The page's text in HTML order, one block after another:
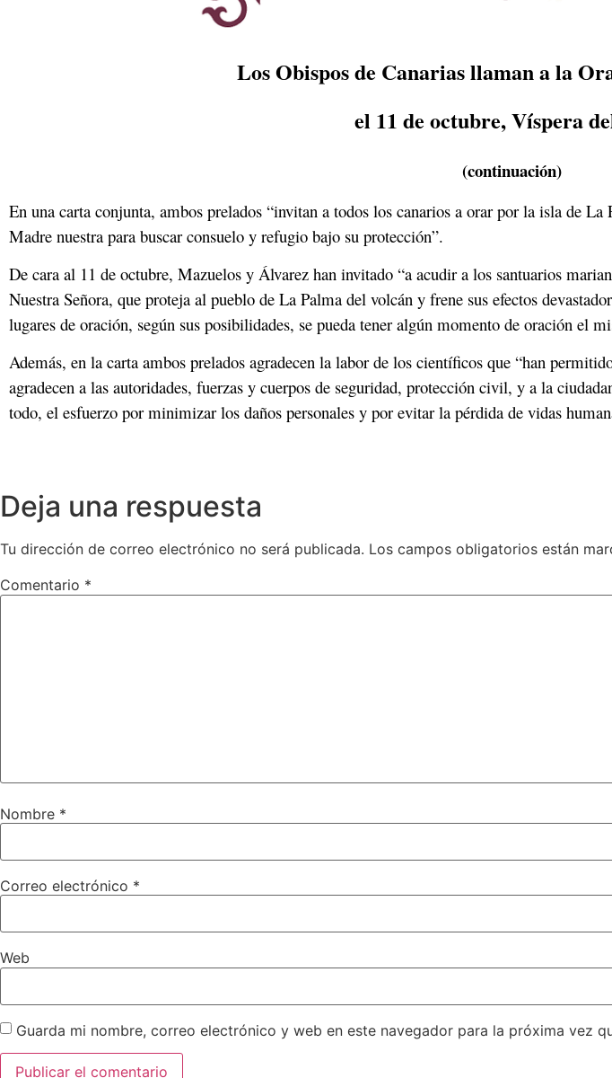
Los Obispos de Canarias llaman a la
el 11 de octubre, Víspera
(continuación)
En una carta conjunta, ambos prelados “invitan a todos los canarios a orar por la isla de
Madre nuestra para buscar consuelo y refugio bajo su protección”.
De cara al 11 de octubre, Mazuelos y Álvarez han invitado “a acudir a los santuarios
Nuestra Señora, que proteja al pueblo de La Palma del volcán y frene sus efectos
lugares de oración, según sus posibilidades, se pueda tener algún momento de oración el
Además, en la carta ambos prelados agradecen la labor de los científicos que “han
agradecen a las autoridades, fuerzas y cuerpos de seguridad, protección civil, y a la
todo, el esfuerzo por minimizar los daños personales y por evitar la pérdida de vidas
Deja una respuesta
Tu dirección de correo electrónico no será publicada. Los campos obligatorios están
Comentario *
Nombre *
Correo electrónico *
Web
Guarda mi nombre, correo electrónico y web en este navegador para la próxima vez